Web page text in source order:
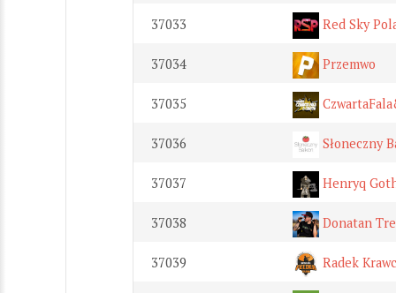
37033 Red Sky
37034 Przemwo
37035
37036 Słoneczny
37037 Henryq
37038 Donatan
37039 Radek